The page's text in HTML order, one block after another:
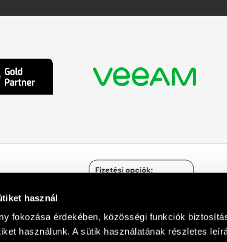
használ
fokozása érdekében, közösségi funkciók
használunk. A sütik használatának részletes